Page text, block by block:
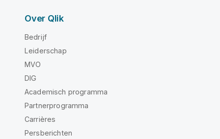
Over Qlik
Bedrijf
Leiderschap
MVO
DIG
Academisch programma
Partnerprogramma
Carrières
Persberichten